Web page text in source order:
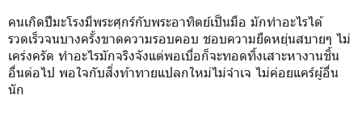
คนเกิดปีมะโรงมีพระศุกร์กับพระอาทิตย์เป็นมือ มักทำอะไรได้
รวดเร็วจนบางครั้งขาดความรอบคอบ ชอบความยืดหยุ่นสบายๆ ไม่
เคร่งครัด ทำอะไรมักจริงจังแต่พอเบื่อก็จะทอดทิ้งเสาะหางานชิ้น
อื่นต่อไป พอใจกับสิ่งท้าทายแปลกใหม่ไม่จำเจ ไม่ค่อยแคร์ผู้อื่น
นัก